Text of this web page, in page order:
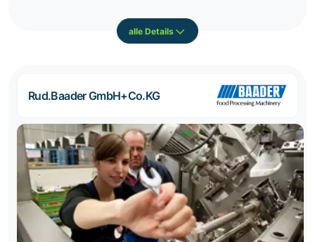
alle Details
Rud.Baader GmbH+Co.KG